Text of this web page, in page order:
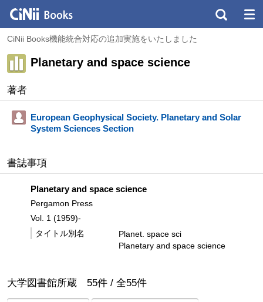
CiNii Books機能統合対応の追加実施をいたしました
Planetary and space science
著者
European Geophysical Society. Planetary and Solar
System Sciences Section
書誌事項
Planetary and space science
Pergamon Press
Vol. 1 (1959)-
タイトル別名
Planet. space sci
Planetary and space science
大学図書館所蔵 55件 / 全55件